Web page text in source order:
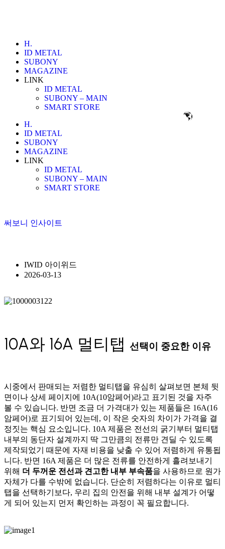
H.
ID METAL
SUBONY
MAGAZINE
LINK
ID METAL
SUBONY – MAIN
SMART STORE
H.
ID METAL
SUBONY
MAGAZINE
LINK
ID METAL
SUBONY – MAIN
SMART STORE
써보니 인사이트
IWID 아이위드
2026-03-13
10A와 16A 멀티탭 선택이 중요한 이유
시중에서 판매되는 저렴한 멀티탭을 유심히 살펴보면 본체 뒷
면이나 상세 페이지에 10A(10암페어)라고 표기된 것을 자주
볼 수 있습니다. 반면 조금 더 가격대가 있는 제품들은 16A(16
암페어)로 표기되어 있는데, 이 작은 숫자의 차이가 가격을 결
정짓는 핵심 요소입니다. 10A 제품은 전선의 굵기부터 멀티탭
내부의 동단자 설계까지 딱 그만큼의 전류만 견딜 수 있도록
제작되었기 때문에 자재 비용을 낮출 수 있어 저렴하게 유통됩
니다. 반면 16A 제품은 더 많은 전류를 안전하게 흘려보내기
위해 더 두꺼운 전선과 견고한 내부 부속품을 사용하므로 원가
자체가 다를 수밖에 없습니다. 단순히 저렴하다는 이유로 멀티
탭을 선택하기보다, 우리 집의 안전을 위해 내부 설계가 어떻
게 되어 있는지 먼저 확인하는 과정이 꼭 필요합니다.